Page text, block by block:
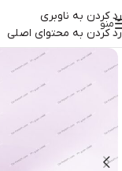
رد کردن به ناوبری
رد کردن به محتوای اصلی
منو